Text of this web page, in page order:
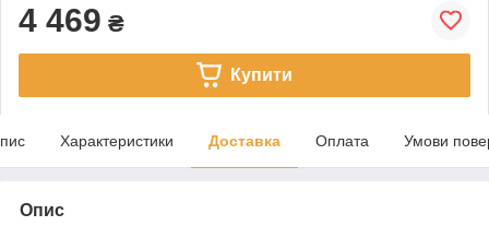
4 469 ₴
Купити
Характеристики Доставка Оплата Умови
Опис